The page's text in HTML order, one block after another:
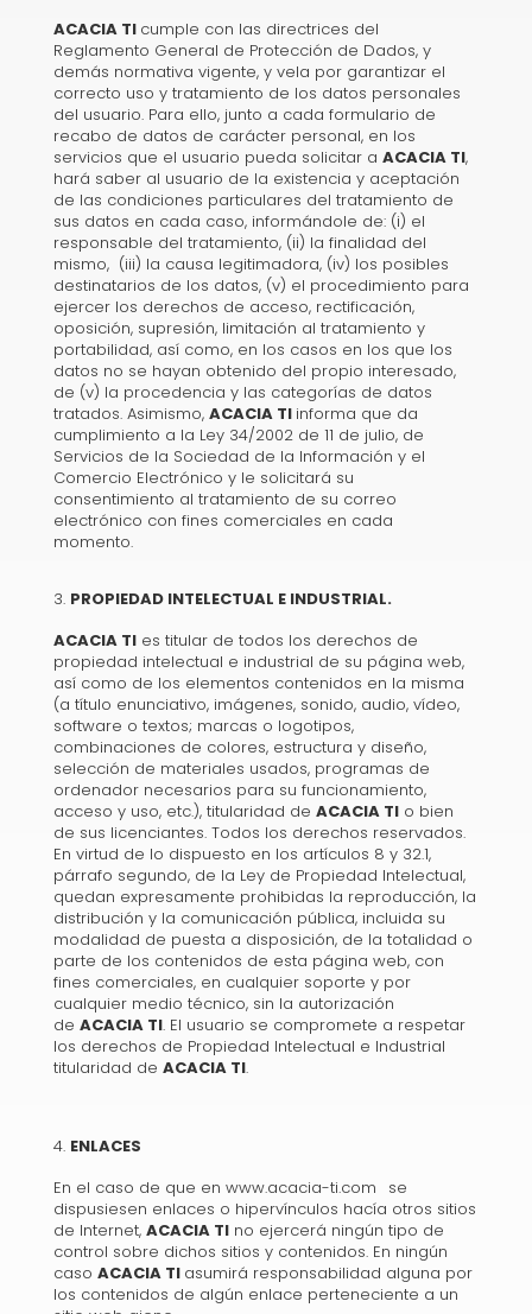
ACACIA TI cumple con las directrices del
Reglamento General de Protección de Dados, y
demás normativa vigente, y vela por garantizar el
correcto uso y tratamiento de los datos personales
del usuario. Para ello, junto a cada formulario de
recabo de datos de carácter personal, en los
servicios que el usuario pueda solicitar a ACACIA TI,
hará saber al usuario de la existencia y aceptación
de las condiciones particulares del tratamiento de
sus datos en cada caso, informándole de: (i) el
responsable del tratamiento, (ii) la finalidad del
mismo, (iii) la causa legitimadora, (iv) los posibles
destinatarios de los datos, (v) el procedimiento para
ejercer los derechos de acceso, rectificación,
oposición, supresión, limitación al tratamiento y
portabilidad, así como, en los casos en los que los
datos no se hayan obtenido del propio interesado,
de (v) la procedencia y las categorías de datos
tratados. Asimismo, ACACIA TI informa que da
cumplimiento a la Ley 34/2002 de 11 de julio, de
Servicios de la Sociedad de la Información y el
Comercio Electrónico y le solicitará su
consentimiento al tratamiento de su correo
electrónico con fines comerciales en cada
momento.
PROPIEDAD INTELECTUAL E INDUSTRIAL.
ACACIA TI es titular de todos los derechos de
propiedad intelectual e industrial de su página web,
así como de los elementos contenidos en la misma
(a título enunciativo, imágenes, sonido, audio, vídeo,
software o textos; marcas o logotipos,
combinaciones de colores, estructura y diseño,
selección de materiales usados, programas de
ordenador necesarios para su funcionamiento,
acceso y uso, etc.), titularidad de ACACIA TI o bien
de sus licenciantes. Todos los derechos reservados.
En virtud de lo dispuesto en los artículos 8 y 32.1,
párrafo segundo, de la Ley de Propiedad Intelectual,
quedan expresamente prohibidas la reproducción, la
distribución y la comunicación pública, incluida su
modalidad de puesta a disposición, de la totalidad o
parte de los contenidos de esta página web, con
fines comerciales, en cualquier soporte y por
cualquier medio técnico, sin la autorización
de ACACIA TI. El usuario se compromete a respetar
los derechos de Propiedad Intelectual e Industrial
titularidad de ACACIA TI.
ENLACES
En el caso de que en www.acacia-ti.com
se
dispusiesen enlaces o hipervínculos hacía otros sitios
de Internet, ACACIA TI no ejercerá ningún tipo de
control sobre dichos sitios y contenidos. En ningún
caso ACACIA TI asumirá responsabilidad alguna por
los contenidos de algún enlace perteneciente a un